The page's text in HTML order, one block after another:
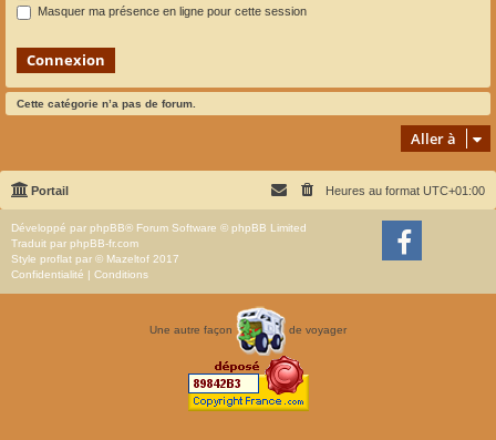
Masquer ma présence en ligne pour cette session
Cette catégorie n’a pas de forum.
Aller à
Portail Heures au format UTC+01:00
Développé par phpBB® Forum Software © phpBB Limited
Traduit par phpBB-fr.com
Style proflat par © Mazeltof 2017
Confidentialité | Conditions
Une autre façon de voyager